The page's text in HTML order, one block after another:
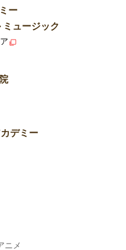
ー
ュージック
デミー
ニメ